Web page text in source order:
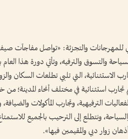
للمهرجانات والتجزئة: «تواصل مفاجآت
والتسوق والترفيه، وتأتي دورة هذا
التي تلبي تطلعات السكان
استثنائية في مختلف أنحاء المدينة؛
الترفيهية، وتجارب المأكولات
ونتطلع إلى الترحيب بالجميع
زوار دبي والمقيمين فيها».